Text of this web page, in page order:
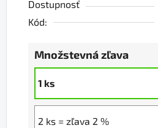
Dostupnosť
Kód:
Množstevná zľava
1 ks
2 ks = zľava 2 %